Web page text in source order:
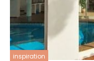
inspiration